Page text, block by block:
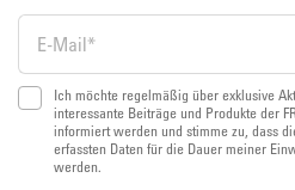
Ich möchte regelmäßig über exklusive
interessante Beiträge und Produkte der
informiert werden und stimme zu, dass
erfassten Daten für die Dauer meiner
werden.